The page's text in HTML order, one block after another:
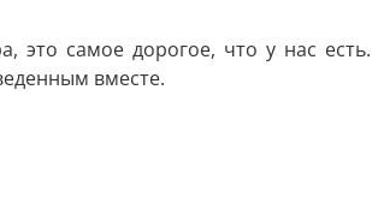
самое дорогое, что у нас
вместе.